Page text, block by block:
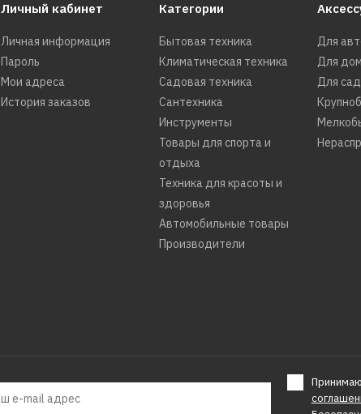
Измельчитель WILFA
MC3B-400 S
17160р.
ДОБАВИТЬ К СРАВНЕНИЮ
ДОБАВИТЬ В ПОЖЕЛАНИЯ
Личный кабинет
Личная информация
Пароль
Мои адреса
История заказов
Категории
Бытовая техника
Климатическая техника
Садовая техника
Сантехника
Инструменты
Товары для спорта и
отдыха
Техника для красоты и
здоровья
Автомобильные товары
Производители
Для
Для
Для
Принимаю